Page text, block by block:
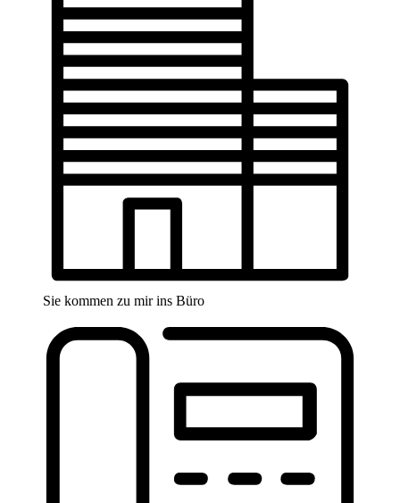
Sie kommen zu mir ins Büro